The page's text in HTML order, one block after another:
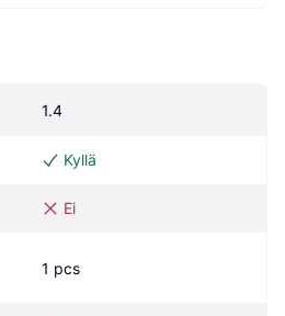
1.4
Kyllä
Ei
1 pcs